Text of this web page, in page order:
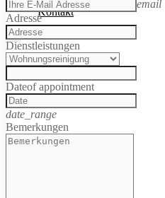
Kontakt
X
email
Adresse
Dienstleistungen
Dateof appointment
date_range
Bemerkungen